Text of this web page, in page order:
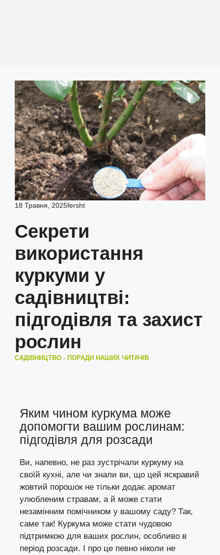
18 Травня, 2025fersht
Секрети
використання
куркуми у
садівництві:
підгодівля та захист
рослин
САДІВНИЦТВО - ПОРАДИ НАШИХ ЧИТАЧІВ
Яким чином куркума може
допомогти вашим рослинам:
підгодівля для розсади
Ви, напевно, не раз зустрічали куркуму на
своїй кухні, але чи знали ви, що цей яскравий
жовтий порошок не тільки додає аромат
улюбленим стравам, а й може стати
незамінним помічником у вашому саду? Так,
саме так! Куркума може стати чудовою
підтримкою для ваших рослин, особливо в
період розсади. І про це певно ніколи не